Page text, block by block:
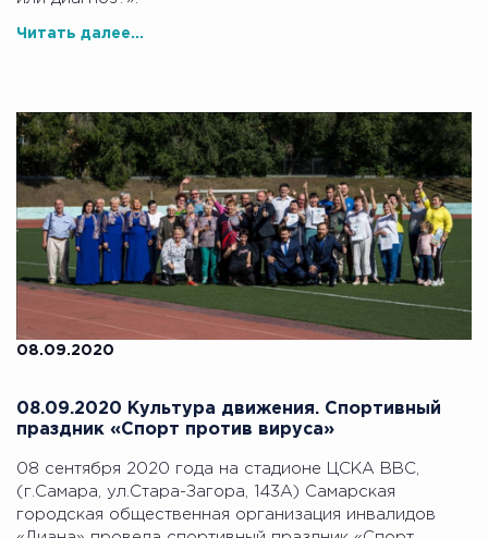
Читать далее...
08.09.2020
08.09.2020 Культура движения. Спортивный
праздник «Спорт против вируса»
08 сентября 2020 года на стадионе ЦСКА ВВС,
(г.Самара, ул.Стара-Загора, 143А) Самарская
городская общественная организация инвалидов